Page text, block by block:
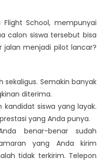
Flight School, mempunyai
calon siswa tersebut bisa
jalan menjadi pilot lancar?
Semakin banyak
diterima.
kandidat siswa yang layak.
yang Anda punya.
benar-benar sudah
yang Anda kirim
tidak terkirim. Telepon